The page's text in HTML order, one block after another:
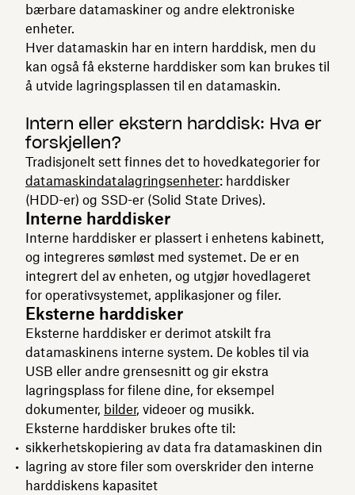
bærbare datamaskiner og andre elektroniske
enheter.
Hver datamaskin har en intern harddisk, men du
kan også få eksterne harddisker som kan brukes til
å utvide lagringsplassen til en datamaskin.
Intern eller ekstern harddisk: Hva er
forskjellen?
Tradisjonelt sett finnes det to hovedkategorier for
datamaskindatalagringsenheter: harddisker
(HDD-er) og SSD-er (Solid State Drives).
Interne harddisker
Interne harddisker er plassert i enhetens kabinett,
og integreres sømløst med systemet. De er en
integrert del av enheten, og utgjør hovedlageret
for operativsystemet, applikasjoner og filer.
Eksterne harddisker
Eksterne harddisker er derimot atskilt fra
datamaskinens interne system. De kobles til via
USB eller andre grensesnitt og gir ekstra
lagringsplass for filene dine, for eksempel
dokumenter, bilder, videoer og musikk.
Eksterne harddisker brukes ofte til:
sikkerhetskopiering av data fra datamaskinen din
lagring av store filer som overskrider den interne
harddiskens kapasitet